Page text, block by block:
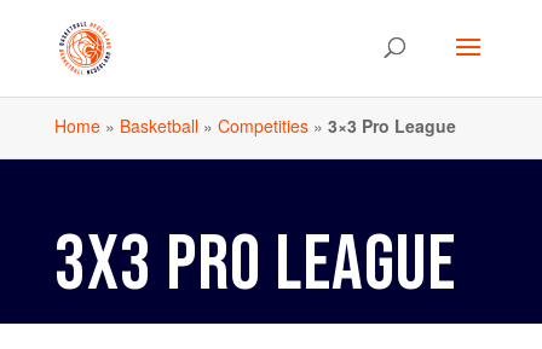
Home» Basketball» Competities» 3×3 Pro League
3X3 PRO LEAGUE